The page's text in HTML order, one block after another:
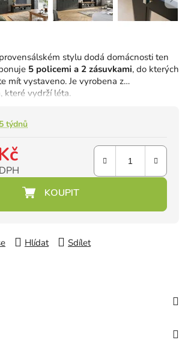
stylu dodá domácnosti ten
5 policemi a 2 zásuvkami, do kterých
mít vystaveno. Je vyrobena z
které vydrží léta.
týdnů
Hlídat Sdílet